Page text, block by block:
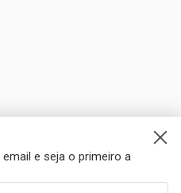
e seja o primeiro a